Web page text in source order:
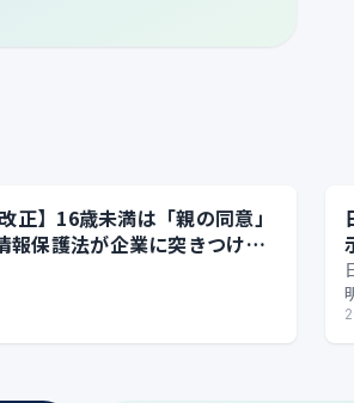
正】16歳未満は「親の同意」
報保護法が企業に突きつける